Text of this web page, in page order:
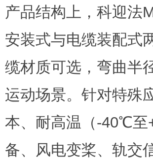
产品结构上，科迎法
安装式与电缆装配式
缆材质可选，弯曲半
运动场景。针对特殊
本、耐高温（-40℃至
备、风电变桨、轨交